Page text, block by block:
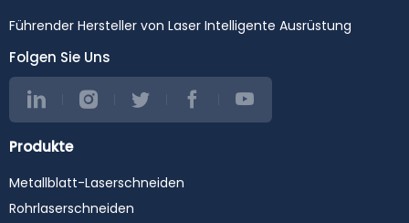
Führender Hersteller von Laser Intelligente Ausrüstung
Folgen Sie Uns
Produkte
Metallblatt-Laserschneiden
Rohrlaserschneiden